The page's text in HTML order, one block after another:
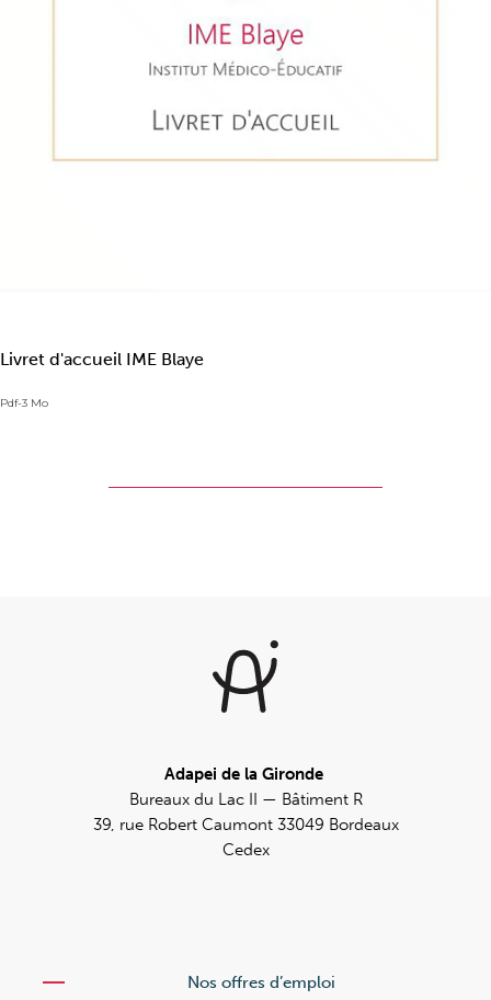
Livret d'accueil IME Blaye
Pdf-3 Mo
Adapei de la Gironde
Bureaux du Lac II — Bâtiment R
39, rue Robert Caumont 33049 Bordeaux
Cedex
Nos offres d’emploi